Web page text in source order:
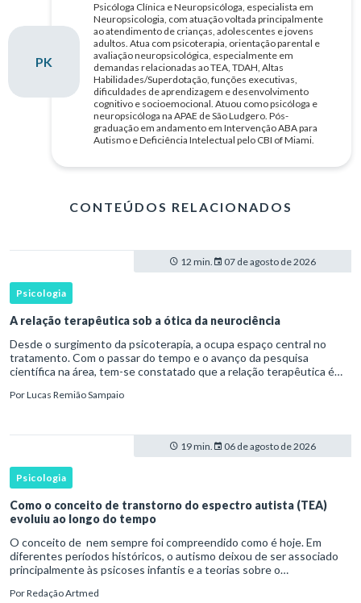
PK
Psicóloga Clínica e Neuropsicóloga, especialista em
Neuropsicologia, com atuação voltada principalmente
ao atendimento de crianças, adolescentes e jovens
adultos. Atua com psicoterapia, orientação parental e
avaliação neuropsicológica, especialmente em
demandas relacionadas ao TEA, TDAH, Altas
Habilidades/Superdotação, funções executivas,
dificuldades de aprendizagem e desenvolvimento
cognitivo e socioemocional. Atuou como psicóloga e
neuropsicóloga na APAE de São Ludgero. Pós-
graduação em andamento em Intervenção ABA para
Autismo e Deficiência Intelectual pelo CBI of Miami.
CONTEÚDOS RELACIONADOS
12 min. 07 de agosto de 2026
Psicologia
A relação terapêutica sob a ótica da neurociência
Desde o surgimento da psicoterapia, a ocupa espaço central no
tratamento. Com o passar do tempo e o avanço da pesquisa
científica na área, tem-se constatado que a relação terapêutica é
PorLucas Remião Sampaio
19 min. 06 de agosto de 2026
Psicologia
Como o conceito de transtorno do espectro autista (TEA)
evoluiu ao longo do tempo
O conceito de nem sempre foi compreendido como é hoje. Em
diferentes períodos históricos, o autismo deixou de ser associado
principalmente às psicoses infantis e a teorias sobre o
transtorno do des
PorRedação Artmed